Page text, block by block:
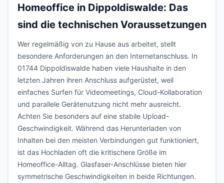
Homeoffice in Dippoldiswalde: Das
sind die technischen Voraussetzungen
Wer regelmäßig von zu Hause aus arbeitet, stellt
besondere Anforderungen an den Internetanschluss. In
01744 Dippoldiswalde haben viele Haushalte in den
letzten Jahren ihren Anschluss aufgerüstet, weil
einfaches Surfen für Videomeetings, Cloud-Kollaboration
und parallele Gerätenutzung nicht mehr ausreicht.
Achten Sie besonders auf eine stabile Upload-
Geschwindigkeit. Während das Herunterladen von
Inhalten bei den meisten Verbindungen gut funktioniert,
ist das Hochladen oft die kritischere Größe im
Homeoffice-Alltag. Glasfaser-Anschlüsse bieten hier
symmetrische Geschwindigkeiten in beide Richtungen.